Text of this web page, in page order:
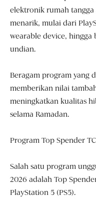
elektronik rumah tangga
menarik, mulai dari
wearable device, hingga
undian.
Beragam program yang
memberikan nilai
meningkatkan kualitas
selama Ramadan.
Program Top Spender
Salah satu program
2026 adalah Top
PlayStation 5 (PS5).